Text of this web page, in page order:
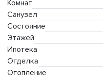
Комнат
Санузел
Состояние
Этажей
Ипотека
Отделка
Отопление